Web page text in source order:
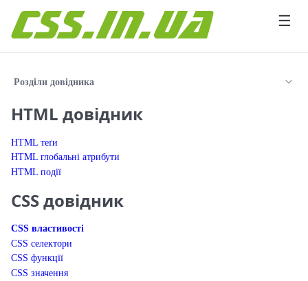
☰
Розділи довідника
HTML довідник
HTML теґи
HTML глобальні атрибути
HTML події
CSS довідник
CSS властивості
CSS селектори
CSS функції
CSS значення